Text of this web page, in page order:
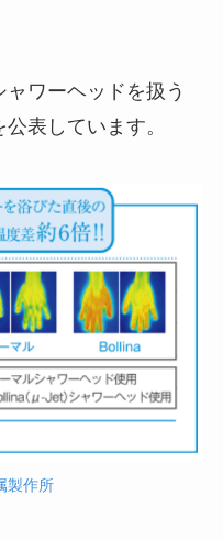
ワーヘッドを扱う
表しています。
製作所